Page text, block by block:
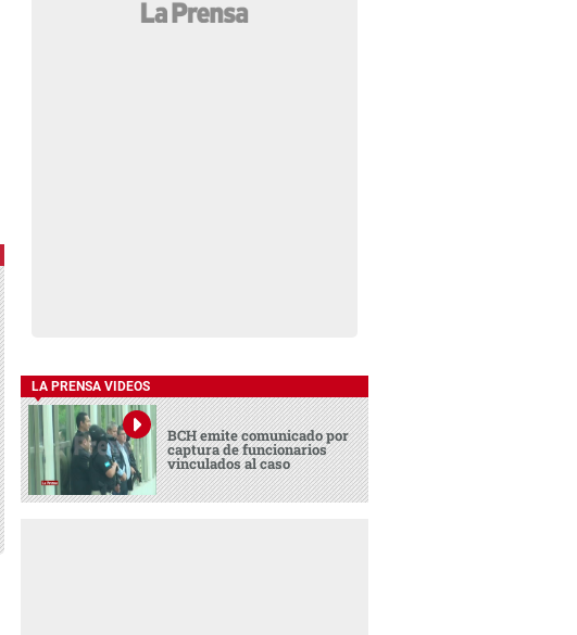
LA PRENSA VIDEOS
BCH emite comunicado por
captura de funcionarios
vinculados al caso